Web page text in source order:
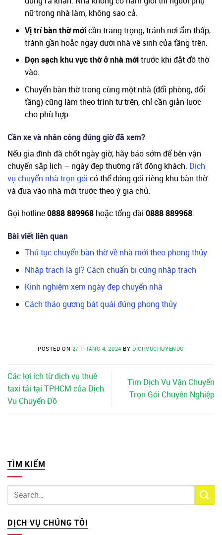
nữ trong nhà làm, không sao cả.
Vị trí bàn thờ mớicần trang trọng, tránh nơi ẩm thấp,
tránh gần hoặc ngay dưới nhà vệ sinh của tầng trên.
Dọn sạch khu vực thờ ở nhà mớitrước khi đặt đồ thờ
vào.
Chuyển bàn thờ trong cùng một nhà (đổi phòng, đổi
tầng) cũng làm theo trình tự trên, chỉ cần giản lược
cho phù hợp.
Cần xe và nhân công đúng giờ đã xem?
Nếu gia đình đã chốt ngày giờ, hãy báo sớm để bên vận
chuyển sắp lịch – ngày đẹp thường rất đông khách. Dịch
vụ chuyển nhà trọn gói có thể đóng gói riêng khu bàn thờ
và đưa vào nhà mới trước theo ý gia chủ.
Gọi hotline0888 889968 hoặc tổng đài 0888 889968.
Bài viết liên quan
Thủ tục chuyển bàn thờ về nhà mới theo phong thủy
Nhập trạch là gì? Cách chuẩn bị cúng nhập trạch
Kinh nghiệm xem ngày đẹp chuyển nhà
Cách tháo gương bát quái đúng phong thủy
POSTED ON 27 THÁNG 4, 2024 BY DICHVUCHUYENDO
Các lợi ích từ dịch vụ thuê
taxi tải tại TPHCM của Dịch
Vụ Chuyển Đồ
Tìm Dịch Vụ Vận Chuyển
Trọn Gói Chuyên Nghiệp
TÌM KIẾM
DỊCH VỤ CHÚNG TÔI